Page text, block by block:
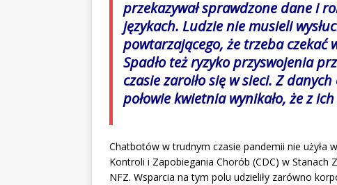
przekazywał sprawdzone dane i
językach. Ludzie nie musieli
powtarzającego, że trzeba czekać
Spadło też ryzyko przyswojenia
czasie zaroiło się w sieci. Z
połowie kwietnia wynikało, że z
Chatbotów w trudnym czasie pandemii nie użyła
Kontroli i Zapobiegania Chorób (CDC) w Stanach
NFZ. Wsparcia na tym polu udzieliły zarówno